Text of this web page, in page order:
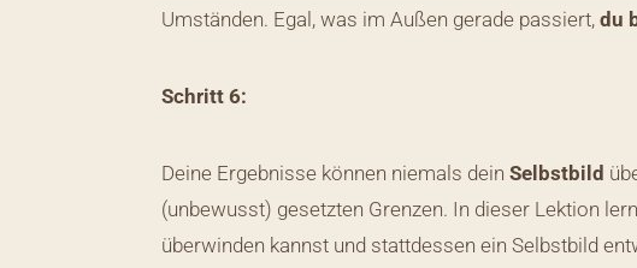
Umständen. Egal, was im Außen gerade passiert,du
Schritt 6:
Deine Ergebnisse können niemals deinSelbstbild
(unbewusst) gesetzten Grenzen. In dieser Lektion
überwinden kannst und stattdessen ein Selbstbild